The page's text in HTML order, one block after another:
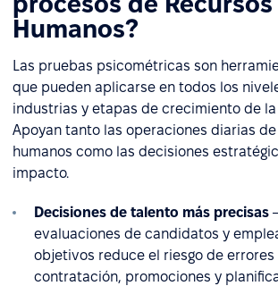
Humanos?
Las pruebas psicométricas son
que pueden aplicarse en todos los
industrias y etapas de crecimiento de
Apoyan tanto las operaciones diarias
humanos como las decisiones
impacto.
Decisiones de talento más precisas
evaluaciones de candidatos y
objetivos reduce el riesgo de errores
contratación, promociones y